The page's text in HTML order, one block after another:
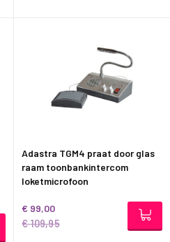
Adastra TGM4 praat door glas
raam toonbankintercom
loketmicrofoon
€ 99,00
€ 109,95